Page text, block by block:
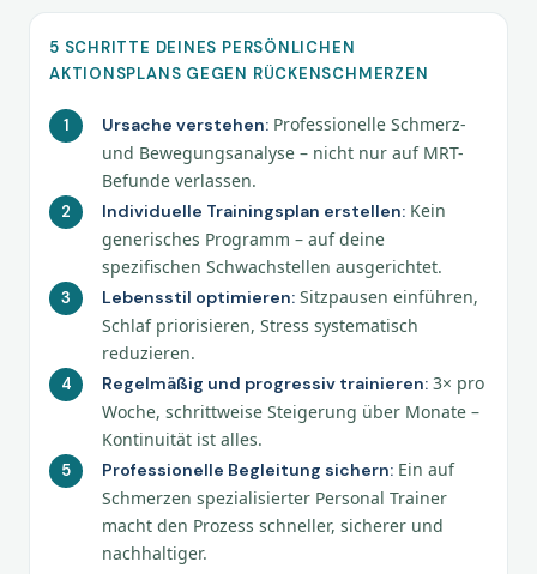
5 SCHRITTE DEINES PERSÖNLICHEN
AKTIONSPLANS GEGEN RÜCKENSCHMERZEN
Ursache verstehen: Professionelle Schmerz-
und Bewegungsanalyse – nicht nur auf MRT-
Befunde verlassen.
Individuelle Trainingsplan erstellen: Kein
generisches Programm – auf deine
spezifischen Schwachstellen ausgerichtet.
Lebensstil optimieren: Sitzpausen einführen,
Schlaf priorisieren, Stress systematisch
reduzieren.
Regelmäßig und progressiv trainieren: 3× pro
Woche, schrittweise Steigerung über Monate –
Kontinuität ist alles.
Professionelle Begleitung sichern: Ein auf
Schmerzen spezialisierter Personal Trainer
macht den Prozess schneller, sicherer und
nachhaltiger.